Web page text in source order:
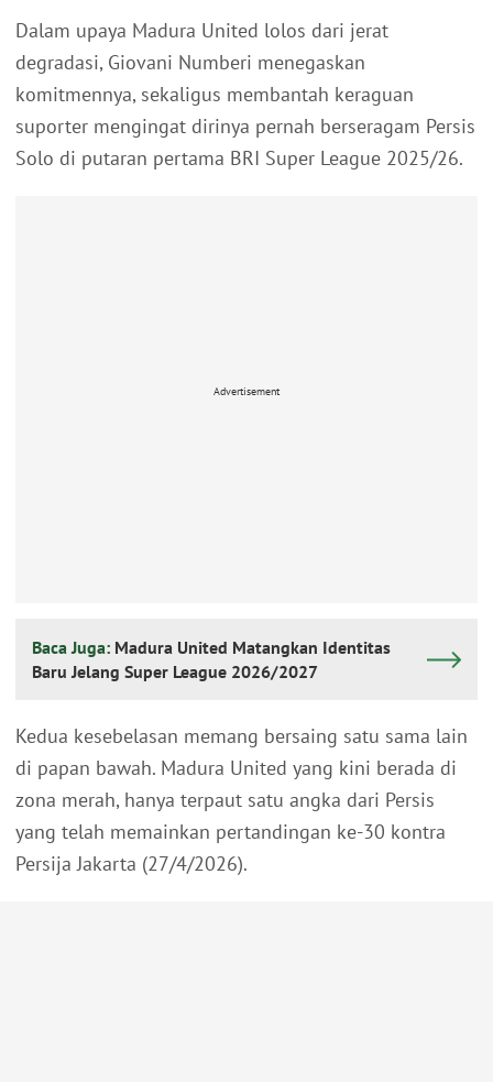
Dalam upaya Madura United lolos dari jerat
degradasi, Giovani Numberi menegaskan
komitmennya, sekaligus membantah keraguan
suporter mengingat dirinya pernah berseragam Persis
Solo di putaran pertama BRI Super League 2025/26.
Advertisement
Baca Juga: Madura United Matangkan Identitas
Baru Jelang Super League 2026/2027
Kedua kesebelasan memang bersaing satu sama lain
di papan bawah. Madura United yang kini berada di
zona merah, hanya terpaut satu angka dari Persis
yang telah memainkan pertandingan ke-30 kontra
Persija Jakarta (27/4/2026).